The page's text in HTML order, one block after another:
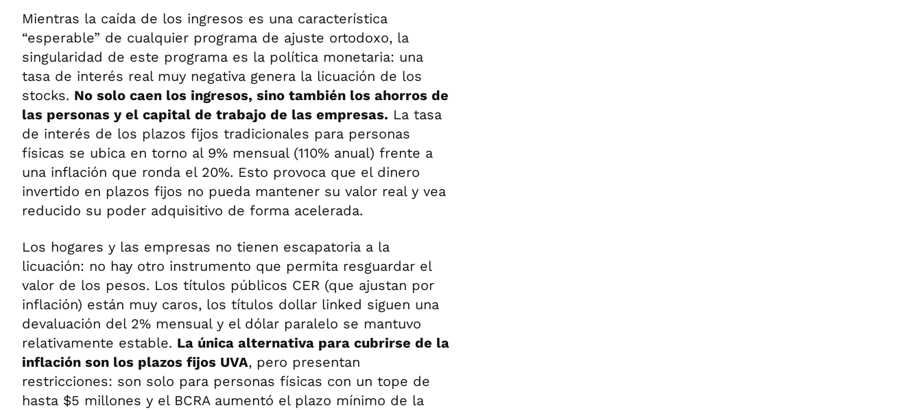
Mientras la caída de los ingresos es una característica
“esperable” de cualquier programa de ajuste ortodoxo, la
singularidad de este programa es la política monetaria: una
tasa de interés real muy negativa genera la licuación de los
stocks. No solo caen los ingresos, sino también los ahorros de
las personas y el capital de trabajo de las empresas. La tasa
de interés de los plazos fijos tradicionales para personas
físicas se ubica en torno al 9% mensual (110% anual) frente a
una inflación que ronda el 20%. Esto provoca que el dinero
invertido en plazos fijos no pueda mantener su valor real y vea
reducido su poder adquisitivo de forma acelerada.
Los hogares y las empresas no tienen escapatoria a la
licuación: no hay otro instrumento que permita resguardar el
valor de los pesos. Los títulos públicos CER (que ajustan por
inflación) están muy caros, los títulos dollar linked siguen una
devaluación del 2% mensual y el dólar paralelo se mantuvo
relativamente estable. La única alternativa para cubrirse de la
inflación son los plazos fijos UVA, pero presentan
restricciones: son solo para personas físicas con un tope de
hasta $5 millones y el BCRA aumentó el plazo mínimo de la